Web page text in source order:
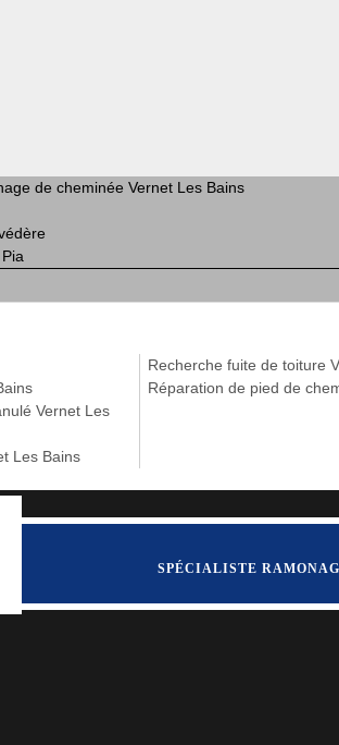
de cheminée Vernet Les Bains
Vernet Les
Les Bains
Recherche fuite de toiture
Réparation de pied de
SPÉCIALISTE